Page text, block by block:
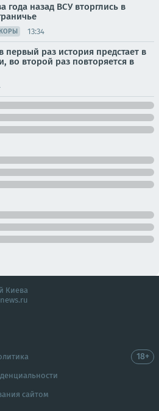
года назад ВСУ вторглись в
13:34
первый раз история предстает в
во второй раз повторяется в
Киева
сайтом
18+